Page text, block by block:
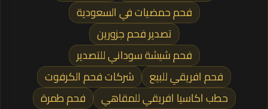
فحم حمضيات في السعودية
تصدير فحم جزورين
فحم شيشة سوداني للتصدير
فحم افريقي للبيع
شركات فحم الكرفوت
حطب اكاسيا افريقي للمقاهي
فحم طمرة